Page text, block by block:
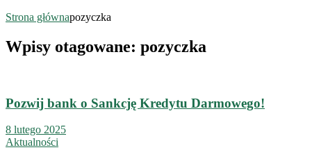
Strona głównapozyczka
Wpisy otagowane: pozyczka
Pozwij bank o Sankcję Kredytu Darmowego!
8 lutego 2025
Aktualności